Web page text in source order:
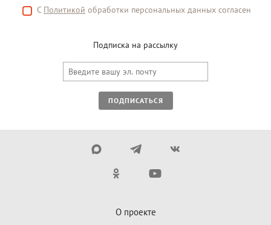
С Политикой обработки персональных данных согласен
Подписка на рассылку
ПОДПИСАТЬСЯ
О проекте